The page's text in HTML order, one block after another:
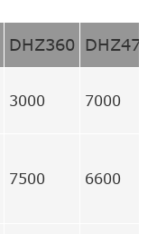
DHZ360 DHZ470
3000 7000
7500 6600